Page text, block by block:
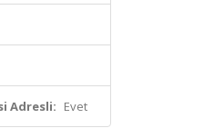
Adresli: Evet